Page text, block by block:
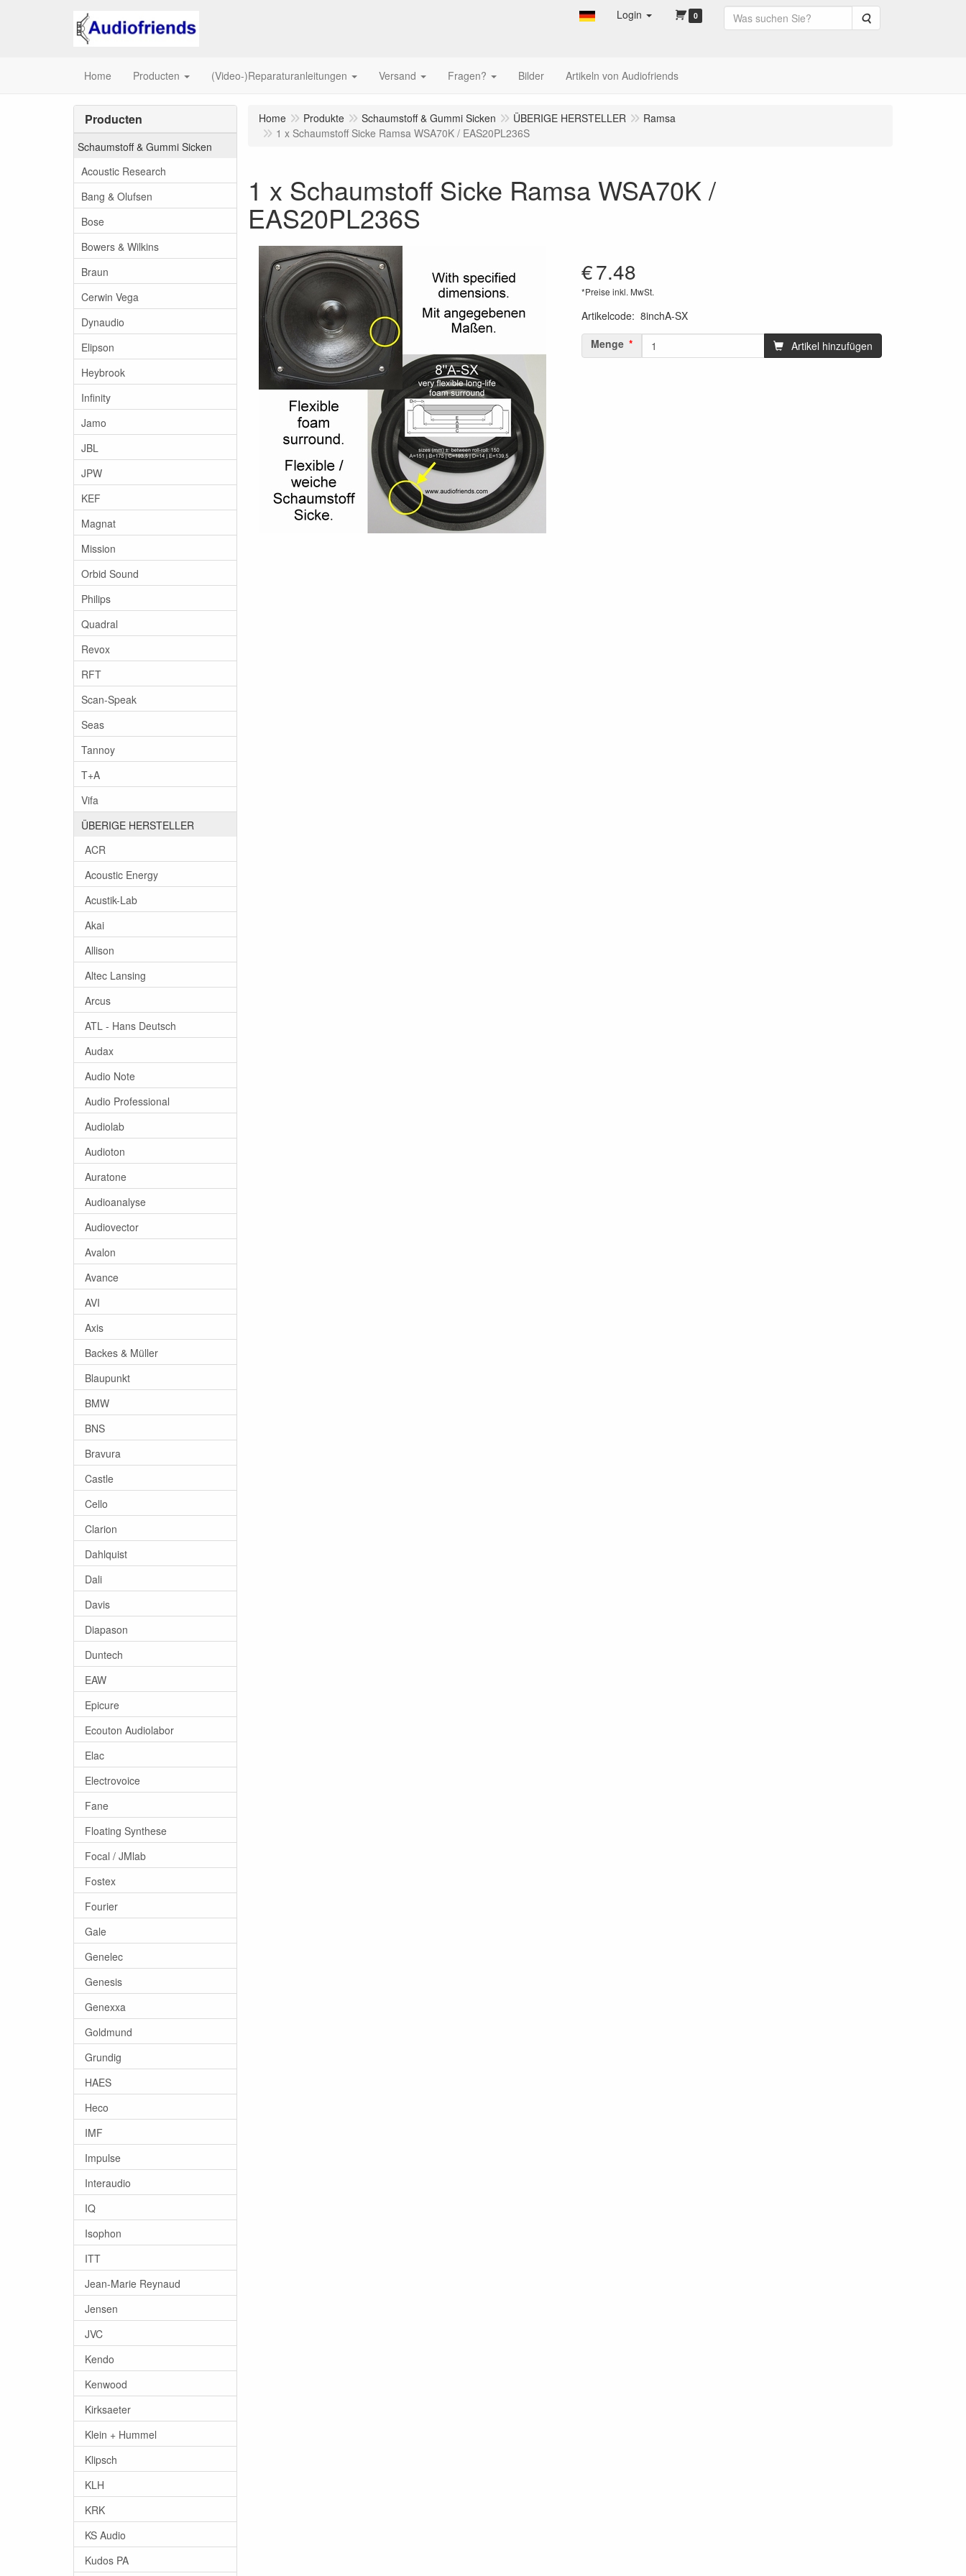
Login 0 Suche
Home Producten (Video-)Reparaturanleitungen Versand Fragen? Bilder Artikeln von Audiofriends
Producten
Schaumstoff & Gummi Sicken
Acoustic Research
Bang & Olufsen
Bose
Bowers & Wilkins
Braun
Cerwin Vega
Dynaudio
Elipson
Heybrook
Infinity
Jamo
JBL
JPW
KEF
Magnat
Mission
Orbid Sound
Philips
Quadral
Revox
RFT
Scan-Speak
Seas
Tannoy
T+A
Vifa
ÜBERIGE HERSTELLER
ACR
Acoustic Energy
Acustik-Lab
Akai
Allison
Altec Lansing
Arcus
ATL - Hans Deutsch
Audax
Audio Note
Audio Professional
Audiolab
Audioton
Auratone
Audioanalyse
Audiovector
Avalon
Avance
AVI
Axis
Backes & Müller
Blaupunkt
BMW
BNS
Bravura
Castle
Cello
Clarion
Dahlquist
Dali
Davis
Diapason
Duntech
EAW
Epicure
Ecouton Audiolabor
Elac
Electrovoice
Fane
Floating Synthese
Focal / JMlab
Fostex
Fourier
Gale
Genelec
Genesis
Genexxa
Goldmund
Grundig
HAES
Heco
IMF
Impulse
Interaudio
IQ
Isophon
ITT
Jean-Marie Reynaud
Jensen
JVC
Kendo
Kenwood
Kirksaeter
Klein + Hummel
Klipsch
KLH
KRK
KS Audio
Kudos PA
Home Produkte Schaumstoff & Gummi Sicken ÜBERIGE HERSTELLER
Ramsa
1 x Schaumstoff Sicke Ramsa WSA70K / EAS20PL236S
1 x Schaumstoff Sicke Ramsa WSA70K /
EAS20PL236S
€7.48
*Preise inkl. MwSt.
Artikelcode: 8inchA-SX
Menge
Artikel hinzufügen